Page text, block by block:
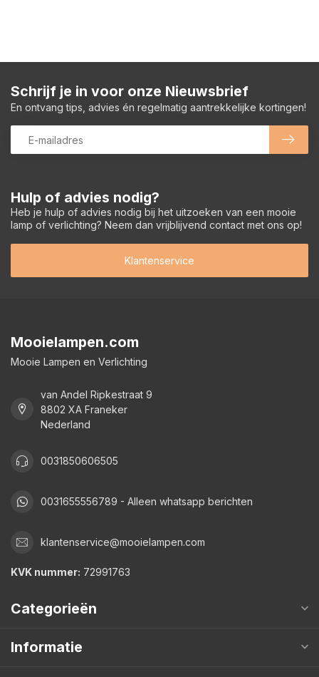
Hulp of advies nodig?
Heb je hulp of advies nodig bij het uitzoeken van een mooie
lamp of verlichting? Neem dan vrijblijvend contact met ons op!
Klantenservice
Schrijf je in voor onze Nieuwsbrief
En ontvang tips, advies én regelmatig aantrekkelijke kortingen!
Mooielampen.com
Mooie Lampen en Verlichting
van Andel Ripkestraat 9
8802 XA Franeker
Nederland
0031850606505
0031655556789 - Alleen whatsapp berichten
klantenservice@mooielampen.com
KVK nummer: 72991763
Categorieën
Informatie